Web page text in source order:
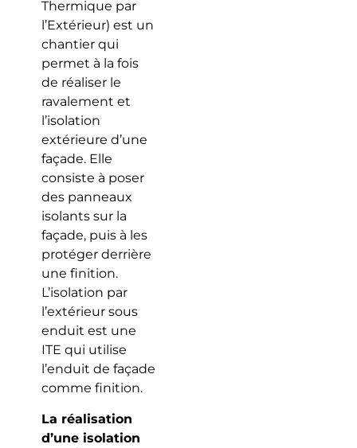
Thermique par
l’Extérieur) est un
chantier qui
permet à la fois
de réaliser le
ravalement et
l’isolation
extérieure d’une
façade. Elle
consiste à poser
des panneaux
isolants sur la
façade, puis à les
protéger derrière
une finition.
L’isolation par
l’extérieur sous
enduit est une
ITE qui utilise
l’enduit de façade
comme finition.
La réalisation
d’une isolation